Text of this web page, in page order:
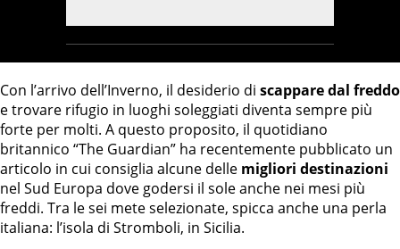
Con l’arrivo dell’Inverno, il desiderio di scappare dal freddo
e trovare rifugio in luoghi soleggiati diventa sempre più
forte per molti. A questo proposito, il quotidiano
britannico “The Guardian” ha recentemente pubblicato un
articolo in cui consiglia alcune delle migliori destinazioni
nel Sud Europa dove godersi il sole anche nei mesi più
freddi. Tra le sei mete selezionate, spicca anche una perla
italiana: l’isola di Stromboli, in Sicilia.